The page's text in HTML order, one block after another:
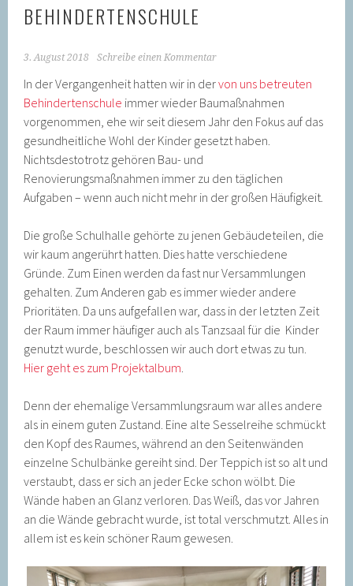
BEHINDERTENSCHULE
3. August 2018 Schreibe einen Kommentar
In der Vergangenheit hatten wir in dervon uns betreuten
Behindertenschule immer wieder Baumaßnahmen
vorgenommen, ehe wir seit diesem Jahr den Fokus auf das
gesundheitliche Wohl der Kinder gesetzt haben.
Nichtsdestotrotz gehören Bau- und
Renovierungsmaßnahmen immer zu den täglichen
Aufgaben – wenn auch nicht mehr in der großen Häufigkeit.
Die große Schulhalle gehörte zu jenen Gebäudeteilen, die
wir kaum angerührt hatten. Dies hatte verschiedene
Gründe. Zum Einen werden da fast nur Versammlungen
gehalten. Zum Anderen gab es immer wieder andere
Prioritäten. Da uns aufgefallen war, dass in der letzten Zeit
der Raum immer häufiger auch als Tanzsaal für die Kinder
genutzt wurde, beschlossen wir auch dort etwas zu tun.
Hier geht es zum Projektalbum
Denn der ehemalige Versammlungsraum war alles andere
als in einem guten Zustand. Eine alte Sesselreihe schmückt
den Kopf des Raumes, während an den Seitenwänden
einzelne Schulbänke gereiht sind. Der Teppich ist so alt und
verstaubt, dass er sich an jeder Ecke schon wölbt. Die
Wände haben an Glanz verloren. Das Weiß, das vor Jahren
an die Wände gebracht wurde, ist total verschmutzt. Alles in
allem ist es kein schöner Raum gewesen.